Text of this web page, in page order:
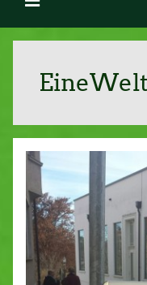
EineWelt